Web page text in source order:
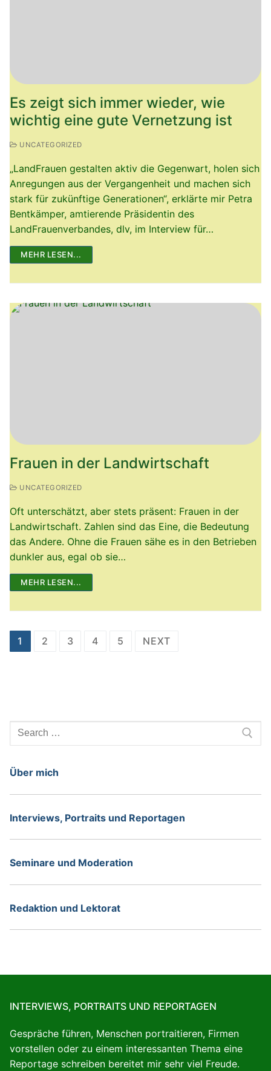
Es zeigt sich immer wieder, wie
wichtig eine gute Vernetzung ist
UNCATEGORIZED
„LandFrauen gestalten aktiv die Gegenwart, holen sich
Anregungen aus der Vergangenheit und machen sich
stark für zukünftige Generationen“, erklärte mir Petra
Bentkämper, amtierende Präsidentin des
LandFrauenverbandes, dlv, im Interview für…
MEHR LESEN...
Frauen in der Landwirtschaft
UNCATEGORIZED
Oft unterschätzt, aber stets präsent: Frauen in der
Landwirtschaft. Zahlen sind das Eine, die Bedeutung
das Andere. Ohne die Frauen sähe es in den Betrieben
dunkler aus, egal ob sie…
MEHR LESEN...
Beitragsnavigation
1 2 3 4 5 NEXT
Search
for:
Über mich
Interviews, Portraits und Reportagen
Seminare und Moderation
Redaktion und Lektorat
INTERVIEWS, PORTRAITS UND REPORTAGEN
Gespräche führen, Menschen portraitieren, Firmen
vorstellen oder zu einem interessanten Thema eine
Reportage schreiben bereitet mir sehr viel Freude.